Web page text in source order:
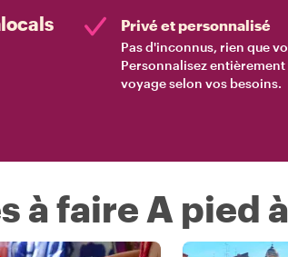
Privé et personnalisé
Pas d'inconnus, rien que
Personnalisez
voyage selon vos besoins.
à faire A pied